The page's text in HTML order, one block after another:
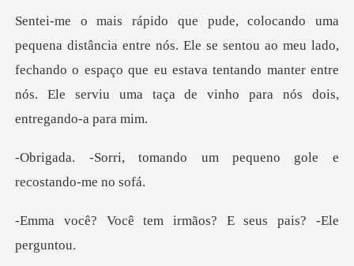
Ele se sentou ao meu lado,
fechando o espaço que eu estava tentando manter en
ndo um pequeno gole e
r
m irmãos? E seus pa